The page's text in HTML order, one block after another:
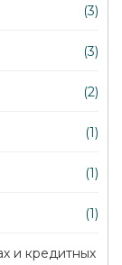
(3)
(3)
(2)
(1)
(1)
(1)
и кредитных